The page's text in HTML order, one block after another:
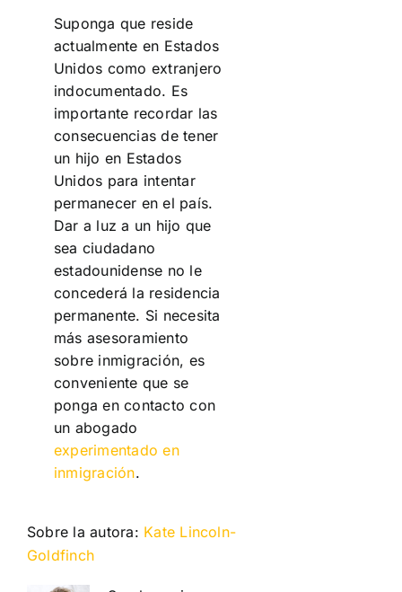
Suponga que reside
actualmente en Estados
Unidos como extranjero
indocumentado. Es
importante recordar las
consecuencias de tener
un hijo en Estados
Unidos para intentar
permanecer en el país.
Dar a luz a un hijo que
sea ciudadano
estadounidense no le
concederá la residencia
permanente. Si necesita
más asesoramiento
sobre inmigración, es
conveniente que se
ponga en contacto con
un abogado
experimentado en
inmigración.
Sobre la autora: Kate Lincoln-
Goldfinch